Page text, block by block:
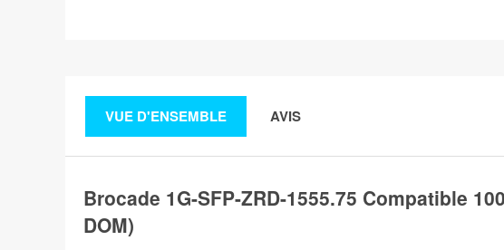
VUE D'ENSEMBLE AVIS
Brocade 1G-SFP-ZRD-1555.75 Compatible
DOM)